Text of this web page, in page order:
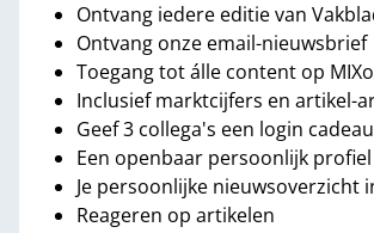
Ontvang iedere editie van
Ontvang onze email-nieuwsbrief
Toegang tot álle content op
Inclusief marktcijfers en artikel-
Geef 3 collega's een login cadeau
Een openbaar persoonlijk profiel
Je persoonlijke nieuwsoverzicht
Reageren op artikelen